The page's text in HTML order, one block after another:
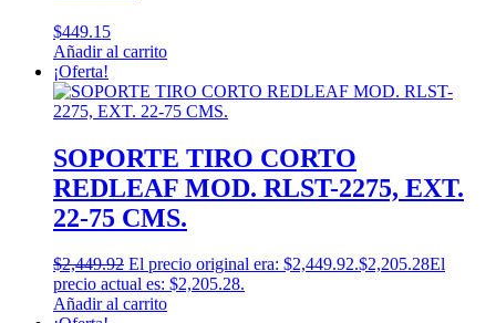
$449.15
Añadir al carrito
¡Oferta!
SOPORTE TIRO CORTO
REDLEAF MOD. RLST-2275, EXT.
22-75 CMS.
$2,449.92 El precio original era: $2,449.92.$2,205.28El
precio actual es: $2,205.28.
Añadir al carrito